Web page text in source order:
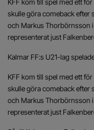
KFF kom till spel med ett
skulle göra comeback efter
och Markus Thorbörnsson
representerat just
Kalmar FF:s U21-lag
KFF kom till spel med ett
skulle göra comeback efter
och Markus Thorbörnsson
representerat just